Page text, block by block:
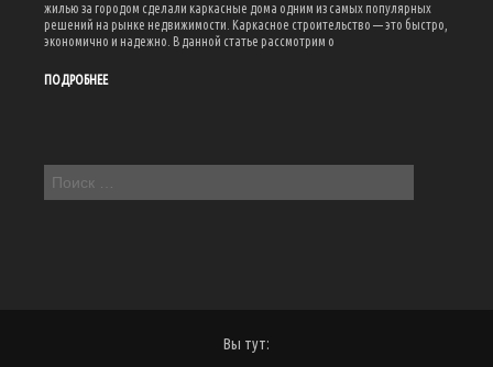
жилью за городом сделали каркасные дома одним из самых популярных
решений на рынке недвижимости. Каркасное строительство — это быстро,
экономично и надежно. В данной статье рассмотрим о
ПОДРОБНЕЕ
Вы тут: